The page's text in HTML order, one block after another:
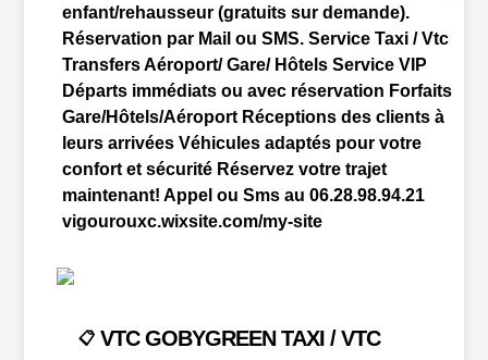
enfant/rehausseur (gratuits sur demande).
Réservation par Mail ou SMS. Service Taxi /Vtc
TransfersAéroport/Gare/ Hôtels Service VIP
Départs immédiats ou avec réservation Forfaits
Gare/Hôtels/AéroportRéceptions des clients à
leurs arrivées Véhicules adaptés pour votre
confort et sécurité Réservez votre trajet
maintenant! Appel ou Sms au 06.28.98.94.21
vigourouxc.wixsite.com/my-site
📋 VTC GOBYGREEN TAXI / VTC